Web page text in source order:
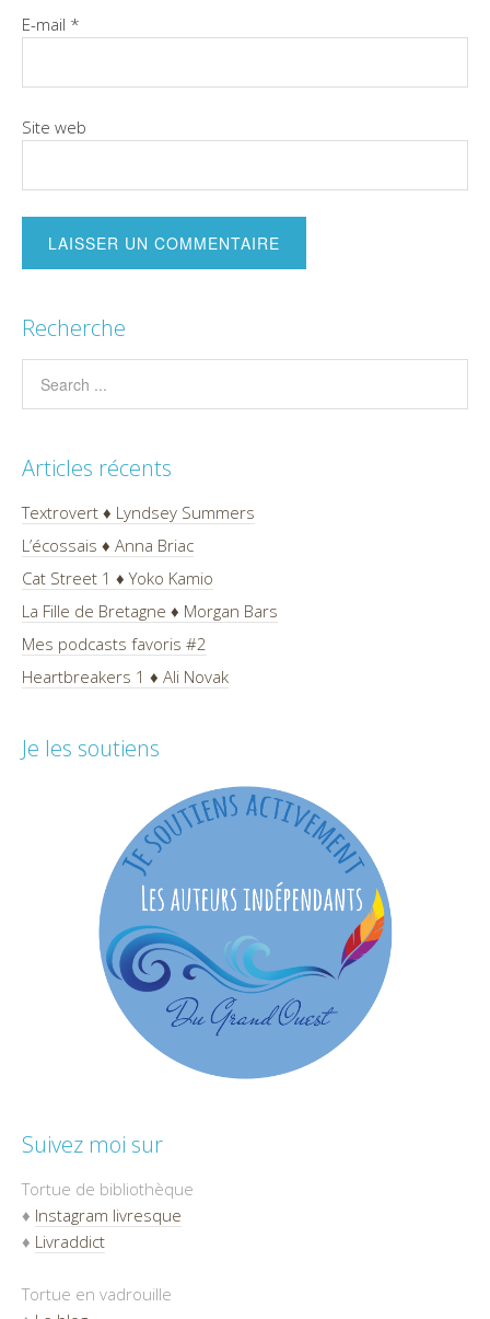
E-mail *
Site web
Recherche
Articles récents
Textrovert ♦ Lyndsey Summers
L’écossais ♦ Anna Briac
Cat Street 1 ♦ Yoko Kamio
La Fille de Bretagne ♦ Morgan Bars
Mes podcasts favoris #2
Heartbreakers 1 ♦ Ali Novak
Je les soutiens
Suivez moi sur
Tortue de bibliothèque
♦ Instagram livresque
♦ Livraddict
Tortue en vadrouille